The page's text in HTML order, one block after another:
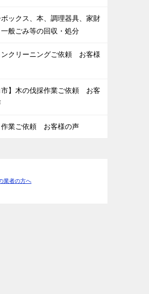
ックス、本、調理器具、家財
般ごみ等の回収・処分
ンクリーニングご依頼 お客様
市】木の伐採作業ご依頼 お客
作業ご依頼 お客様の声
業者の方へ